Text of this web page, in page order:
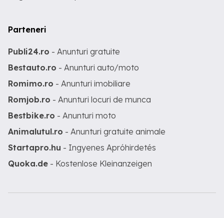
Parteneri
Publi24.ro - Anunturi gratuite
Bestauto.ro - Anunturi auto/moto
Romimo.ro - Anunturi imobiliare
Romjob.ro - Anunturi locuri de munca
Bestbike.ro - Anunturi moto
Animalutul.ro - Anunturi gratuite animale
Startapro.hu - Ingyenes Apróhirdetés
Quoka.de - Kostenlose Kleinanzeigen